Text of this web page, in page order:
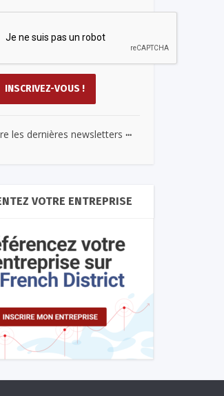
les dernières newsletters ...
VOTRE ENTREPRISE